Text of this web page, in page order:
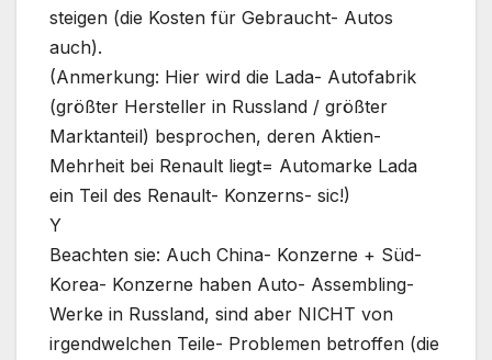
steigen (die Kosten für Gebraucht- Autos
auch).
(Anmerkung: Hier wird die Lada- Autofabrik
(größter Hersteller in Russland / größter
Marktanteil) besprochen, deren Aktien-
Mehrheit bei Renault liegt= Automarke Lada
ein Teil des Renault- Konzerns- sic!)
Y
Beachten sie: Auch China- Konzerne + Süd-
Korea- Konzerne haben Auto- Assembling-
Werke in Russland, sind aber NICHT von
irgendwelchen Teile- Problemen betroffen (die